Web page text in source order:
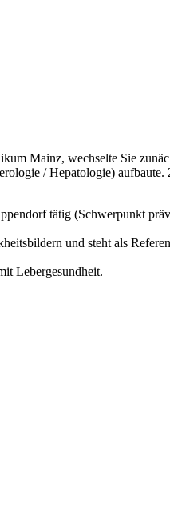
Mainz, wechselte Sie
/ Hepatologie) aufbaute.
tätig (Schwerpunkt
und steht als
Lebergesundheit.